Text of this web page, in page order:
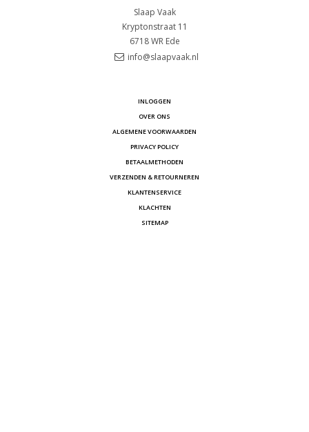
Slaap Vaak
Kryptonstraat 11
6718 WR Ede
info@slaapvaak.nl
INLOGGEN
OVER ONS
ALGEMENE VOORWAARDEN
PRIVACY POLICY
BETAALMETHODEN
VERZENDEN & RETOURNEREN
KLANTENSERVICE
KLACHTEN
SITEMAP